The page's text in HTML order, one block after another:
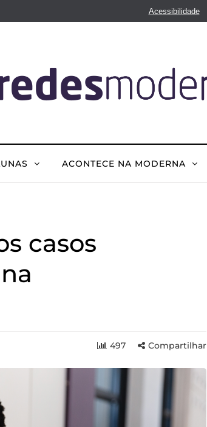
Acessibilidade
ACONTECE NA MODERNA
casos
497 Compartilhar